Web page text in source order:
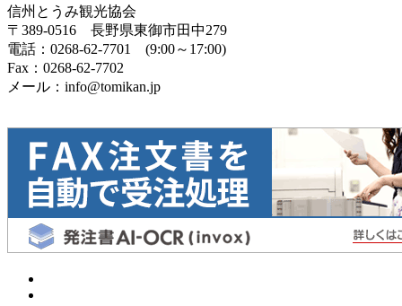
信州とうみ観光協会
〒389-0516 長野県東御市田中279
電話：0268-62-7701 (9:00～17:00)
Fax：0268-62-7702
メール：info@tomikan.jp